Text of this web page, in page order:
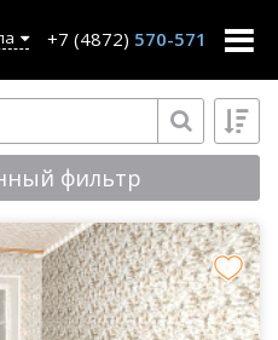
+7 (4872) 570-571
фильтр